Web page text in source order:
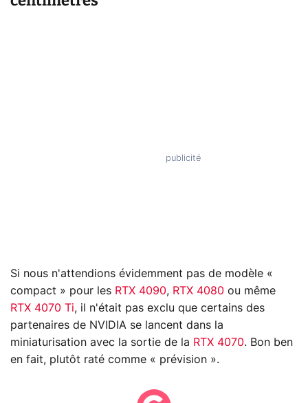
Si nous n'attendions évidemment pas de modèle «
compact » pour les RTX 4090, RTX 4080 ou même
RTX 4070 Ti, il n'était pas exclu que certains des
partenaires de NVIDIA se lancent dans la
miniaturisation avec la sortie de la RTX 4070. Bon ben
en fait, plutôt raté comme « prévision ».